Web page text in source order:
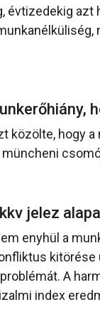
évtizedekig azt
közölte, hogy
jelez
enyhül a
kitörése
A
index